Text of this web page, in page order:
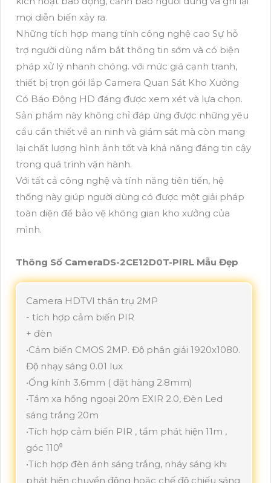
mọi diễn biến xảy ra.
Những tích hợp mang tính công nghệ cao Sự hỗ
trợ người dùng nắm bắt thông tin sớm và có biện
pháp xử lý nhanh chóng. với mức giá cạnh tranh,
thiết bị trọn gói lắp Camera Quan Sát Kho Xưởng
Có Báo Động HD đáng được xem xét và lựa chọn.
Sản phẩm này không chỉ đáp ứng được những yêu
cầu cần thiết về an ninh và giám sát mà còn mang
lại chất lượng hình ảnh tốt và khả năng đáng tin cậy
trong quá trình vận hành.
Với tất cả công nghệ và tính năng tiên tiến, hệ
thống này giúp người dùng có được một giải pháp
toàn diện để bảo vệ không gian kho xưởng của
mình.
Thông Số CameraDS-2CE12D0T-PIRL Mẫu Đẹp
Camera HDTVI thân trụ 2MP
- tích hợp cảm biến PIR
+ đèn
•Cảm biến CMOS 2MP. Độ phân giải 1920x1080.
Độ nhạy sáng 0.01 lux
•Ống kính 3.6mm ( đặt hàng 2.8mm)
•Tầm xa hồng ngoại 20m EXIR 2.0, Đèn Led
sáng trắng 20m
•Tích hợp cảm biến PIR , tầm phát hiện 11m ,
góc 110⁰
•Tích hợp đèn ánh sáng trắng, nháy sáng khi
phát hiện chuyển động hoặc chế độ chiếu sáng